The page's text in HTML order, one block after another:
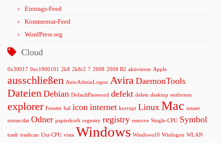
Eintrags-Feed
Kommentar-Feed
WordPress.org
Cloud
0x30017 0xc1900101 2k8 2k8r2 7 2008 2008 R2 aktivieren Apple
ausschließen AutoAdminLogon Avira DaemonTools
Dateien Debian DefaultPassword defekt delete desktop entfernen
explorer Fenster hal icon internet korrupt Linux Mac ntuser
ntuser.dat Odner papierkorb regestry registry remove Single-CPU Symbol
trash trashcan Uni-CPU vista Windows Windows10 Winlogon WLAN